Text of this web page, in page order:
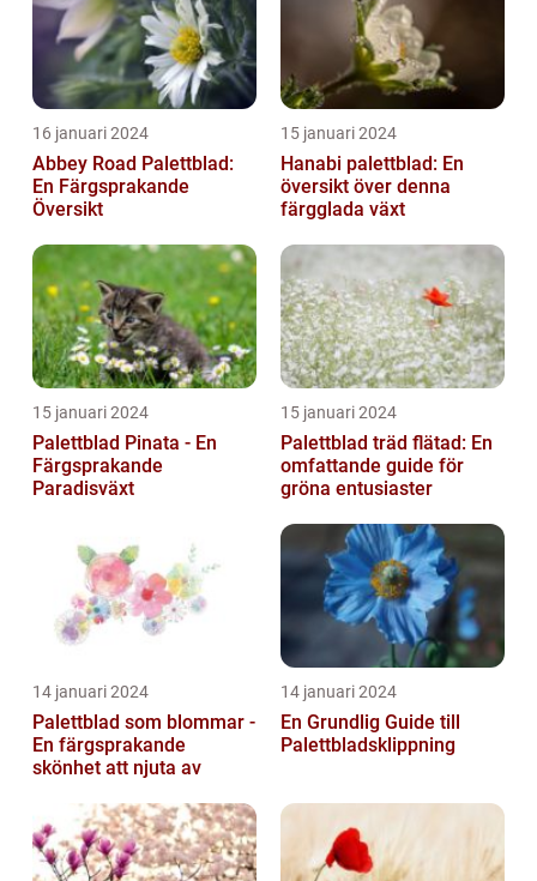
16 januari 2024
Abbey Road Palettblad:
En Färgsprakande
Översikt
15 januari 2024
Hanabi palettblad: En
översikt över denna
färgglada växt
15 januari 2024
Palettblad Pinata - En
Färgsprakande
Paradisväxt
15 januari 2024
Palettblad träd flätad: En
omfattande guide för
gröna entusiaster
14 januari 2024
Palettblad som blommar -
En färgsprakande
skönhet att njuta av
14 januari 2024
En Grundlig Guide till
Palettbladsklippning